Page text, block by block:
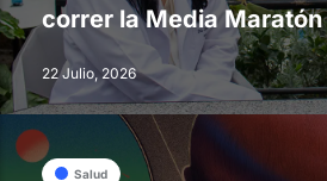
correr la Media
22 Julio, 2026
Salud